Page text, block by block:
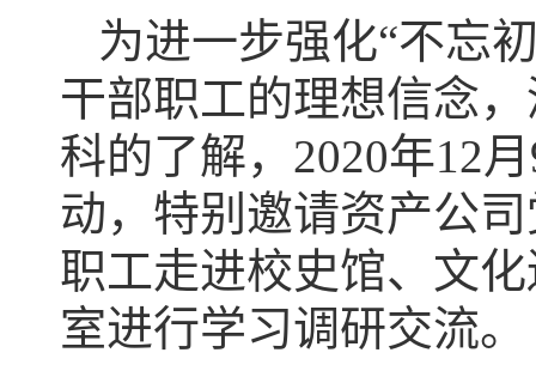
为进一步强化“不忘
干部职工的理想信念
科的了解，2020年12
动，特别邀请资产公
职工走进校史馆、文
室进行学习调研交流。